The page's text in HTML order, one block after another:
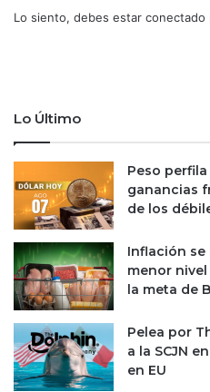
u
i
e
r
t
n
e
t
f
l
i
x
y
A
2
t
u
b
r
Lo siento, debes estar conectado
Lo Último
Peso
ganancias
de los
Inflación se
menor nivel
la meta de
Pelea por
a la SCJN
en EU